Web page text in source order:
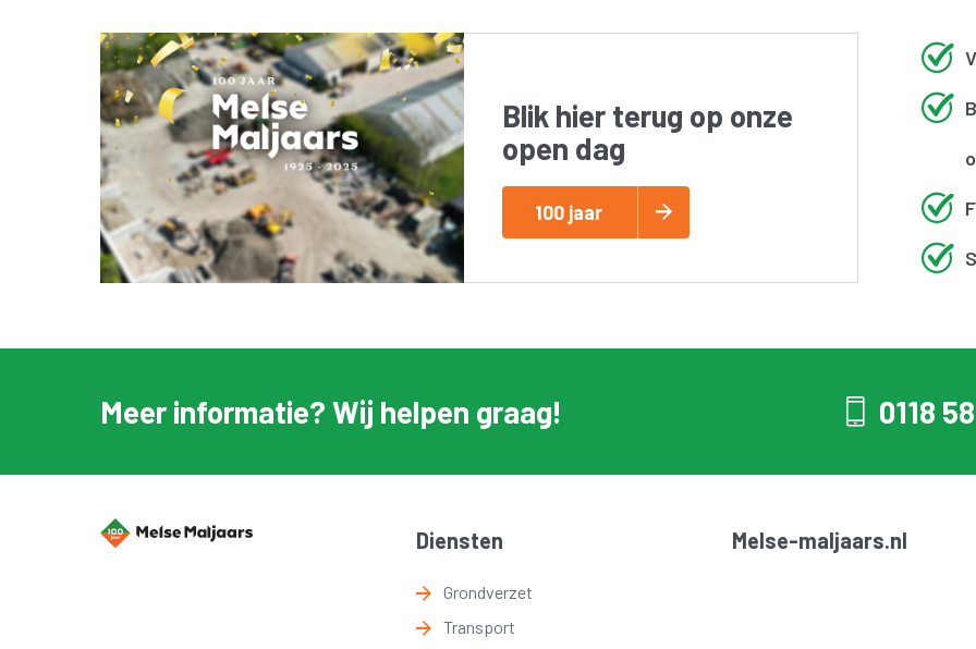
Blik hier terug op onze
open dag
100 jaar
Meer informatie? Wij helpen graag! 0118
Diensten
Grondverzet
Transport
Melse-maljaars.nl